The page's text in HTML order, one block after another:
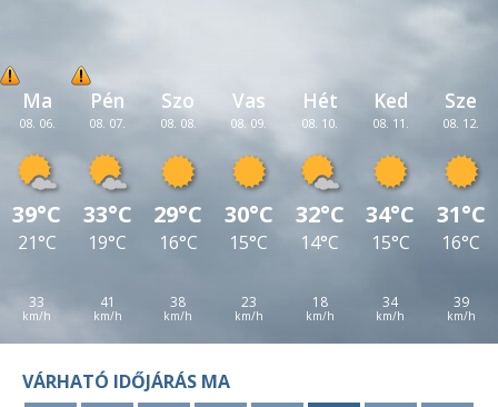
Ma
08. 06.
39°C
21°C
33
Pén
08. 07.
33°C
19°C
41
Szo
08. 08.
29°C
16°C
38
Vas
08. 09.
30°C
15°C
23
Hét
08. 10.
32°C
14°C
18
Ked
08. 11.
34°C
15°C
34
Sze
08. 12.
31°C
16°C
39
VÁRHATÓ IDŐJÁRÁS MA